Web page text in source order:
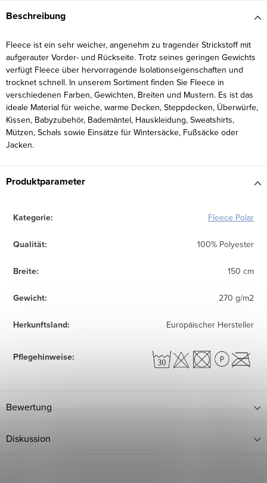
Beschreibung
Fleece ist ein sehr weicher, angenehm zu tragender Strickstoff mit
aufgerauter Vorder- und Rückseite. Trotz seines geringen Gewichts
verfügt Fleece über hervorragende Isolationseigenschaften und
trocknet schnell. In unserem Sortiment finden Sie Fleece in
verschiedenen Farben, Gewichten, Breiten und Mustern. Es ist das
ideale Material für weiche, warme Decken, Steppdecken, Überwürfe,
Kissen, Babyzubehör, Bademäntel, Hauskleidung, Sweatshirts,
Mützen, Schals sowie Einsätze für Wintersäcke, Fußsäcke oder
Jacken.
Produktparameter
Kategorie: Fleece Polar
Qualität: 100% Polyester
Breite: 150 cm
Gewicht: 270 g/m2
Herkunftsland: Europäischer Hersteller
Pflegehinweise:
Bewertung
Diskussion